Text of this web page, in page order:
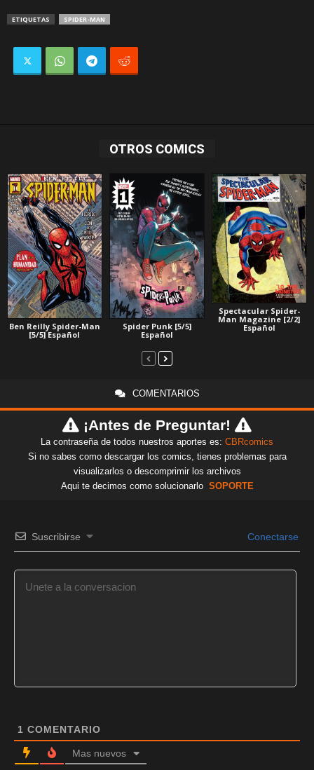
ETIQUETAS SPIDER-MAN
OTROS COMICS
Ben Reilly Spider-Man
[5/5] Español
Spider Punk [5/5]
Español
Spectacular Spider-
Man Magazine [2/2]
Español
COMENTARIOS
¡Antes de Preguntar!
La contraseña de todos nuestros aportes es: CBRcomics
Si no sabes como descargar los comics, tienes problemas para
visualizarlos o descomprimir los archivos
Aqui te decimos como solucionarlo SOPORTE
Suscribirse Conectarse
1 COMENTARIO
Mas nuevos